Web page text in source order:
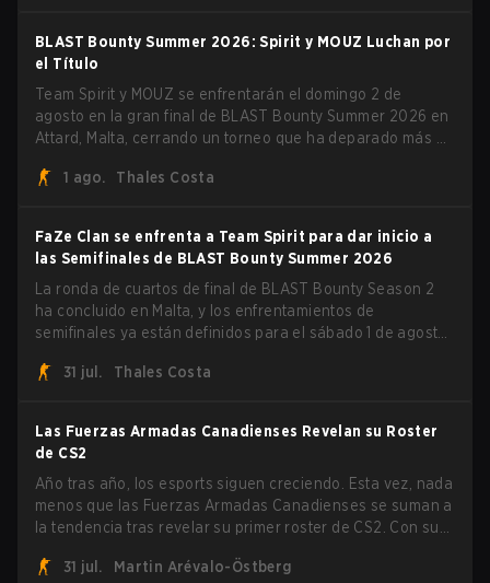
BLAST Bounty Summer 2026: Spirit y MOUZ Luchan por
el Título
Team Spirit y MOUZ se enfrentarán el domingo 2 de
agosto en la gran final de BLAST Bounty Summer 2026 en
Attard, Malta, cerrando un torneo que ha deparado más de
1 ago.
Thales Costa
FaZe Clan se enfrenta a Team Spirit para dar inicio a
las Semifinales de BLAST Bounty Summer 2026
La ronda de cuartos de final de BLAST Bounty Season 2
ha concluido en Malta, y los enfrentamientos de
semifinales ya están definidos para el sábado 1 de agosto.
sobrevivientes que aún luchan por el trofeo, mientras que
31 jul. Thales Costa
Las Fuerzas Armadas Canadienses Revelan su Roster
de CS2
Año tras año, los esports siguen creciendo. Esta vez, nada
menos que las Fuerzas Armadas Canadienses se suman a
la tendencia tras revelar su primer roster de CS2. Con su
unirá ahora a una competencia de CS para personal
31 jul. Martin Arévalo-Östberg